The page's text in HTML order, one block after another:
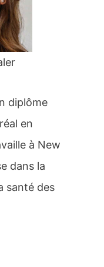
diplôme
en
à New
dans la
santé des